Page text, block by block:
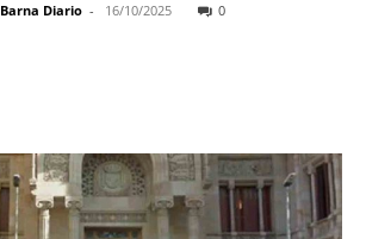
Barna Diario - 16/10/2025 0